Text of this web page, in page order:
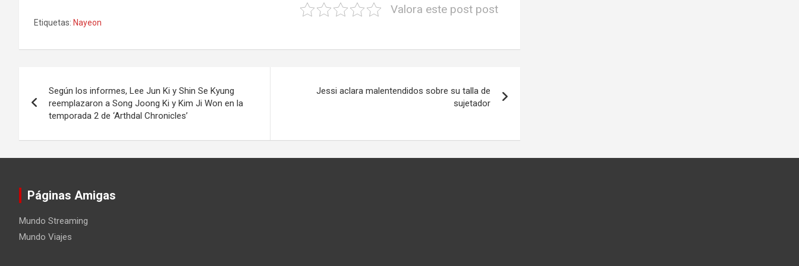
Valora este post post
Etiquetas: Nayeon
de
entradas
Según los informes, Lee Jun Ki y Shin Se Kyung
reemplazaron a Song Joong Ki y Kim Ji Won en la
temporada 2 de ‘Arthdal ​​Chronicles’
Jessi aclara malentendidos sobre su talla de
sujetador
Páginas Amigas
Mundo Streaming
Mundo Viajes